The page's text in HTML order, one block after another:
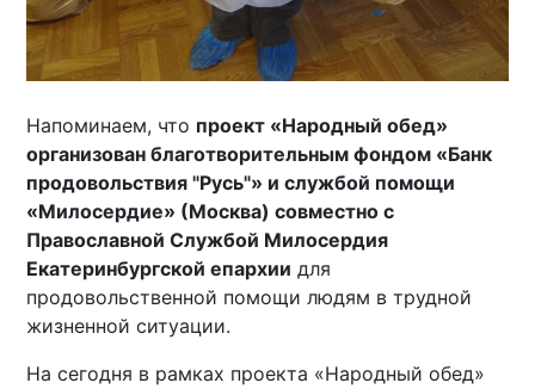
Напоминаем, что проект «Народный обед»
организован благотворительным фондом «Банк
продовольствия "Русь"» и службой помощи
«Милосердие» (Москва) совместно с
Православной Службой Милосердия
Екатеринбургской епархии для
продовольственной помощи людям в трудной
жизненной ситуации.
На сегодня в рамках проекта «Народный обед»